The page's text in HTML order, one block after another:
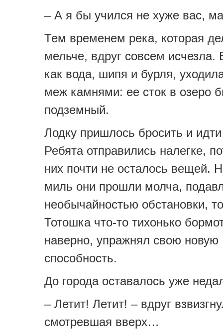
– А я бы учился не хуже вас,
Тем временем река, которая
мельче, вдруг совсем
как вода, шипя и бурля,
меж камнями: ее сток в озеро
подземный.
Лодку пришлось бросить и
Ребята отправились налегке,
них почти не осталось вещей.
миль они прошли молча,
необычайностью обстановки,
Тотошка что-то тихонько
наверно, упражнял свою новую
способность.
До города оставалось уже
– Летит! Летит! – вдруг
смотревшая вверх…